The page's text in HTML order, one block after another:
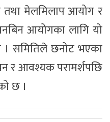
मेलमिलाप आयोग र
आयोगका लागि यो
। समितिले छनोट भएका
र आवश्यक परामर्शपछि
छ ।